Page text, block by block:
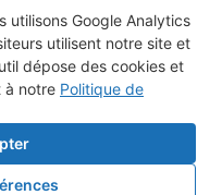
utilisons Google Analytics
utilisent notre site et
dépose des cookies et
à notre Politique de